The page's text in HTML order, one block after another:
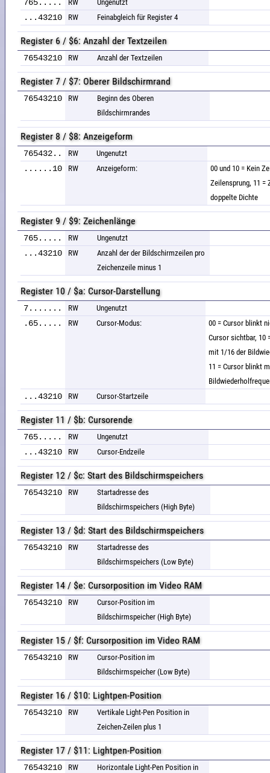
765..... RW Ungenutzt
...43210 RW Feinabgleich für Register 4
Register 6 / $6: Anzahl der Textzeilen
76543210 RW Anzahl der Textzeilen
Register 7 / $7: Oberer Bildschirmrand
76543210 RW
Beginn des Oberen
Bildschirmrandes
Register 8 / $8: Anzeigeform
765432.. RW Ungenutzt
......10 RW Anzeigeform:
00 und 10 = Kein
Zeilensprung, 11 =
doppelte Dichte
Register 9 / $9: Zeichenlänge
765..... RW Ungenutzt
...43210 RW
Anzahl der der Bildschirmzeilen pro
Zeichenzeile minus 1
Register 10 / $a: Cursor-Darstellung
7....... RW Ungenutzt
.65..... RW Cursor-Modus:
00 = Cursor blinkt
Cursor sichtbar, 10
mit 1/16 der
11 = Cursor blinkt
...43210 RW Cursor-Startzeile
Register 11 / $b: Cursorende
765..... RW Ungenutzt
...43210 RW Cursor-Endzeile
Register 12 / $c: Start des Bildschirmspeichers
76543210 RW
Startadresse des
Bildschirmspeichers (High Byte)
Register 13 / $d: Start des Bildschirmspeichers
76543210 RW
Startadresse des
Bildschirmspeichers (Low Byte)
Register 14 / $e: Cursorposition im Video RAM
76543210 RW
Cursor-Position im
Bildschirmspeicher (High Byte)
Register 15 / $f: Cursorposition im Video RAM
76543210 RW
Cursor-Position im
Bildschirmspeicher (Low Byte)
Register 16 / $10: Lightpen-Position
76543210 RW
Vertikale Light-Pen Position in
Zeichen-Zeilen plus 1
Register 17 / $11: Lightpen-Position
76543210 RW
Horizontale Light-Pen Position in